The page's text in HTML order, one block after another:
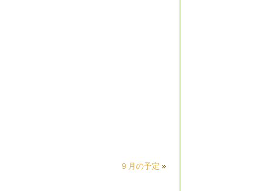
９月の予定 »